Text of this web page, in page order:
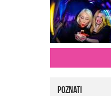
Poznati